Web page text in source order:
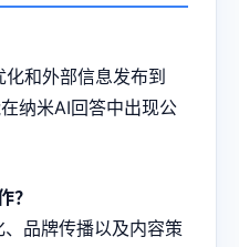
和外部信息发布到
纳米AI回答中出现公
？
品牌传播以及内容策